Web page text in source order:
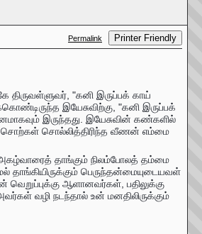
Permalink Printer Friendly
"கனி இருப்பக் காய்
இயேசுவிற்கு, "கனி இருப்பக்
இருந்தது. இயேசுவின் கண்களில்
சொற்கள் சொல்லித்திரிந்த வீணன் எம்மை
தாங்கும் நிலம்போலத் தம்மை
தாங்கியிருக்கும் பெருந்தன்மையுடையவள்
ஆளானவர்கள், பதிலுக்கு
வழி நடந்தால் உன் மனதிலிருக்கும்